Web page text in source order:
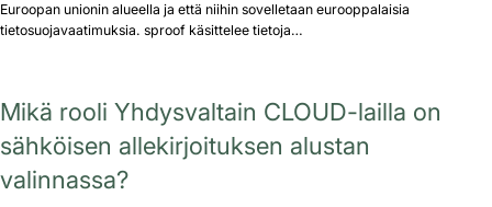
Euroopan unionin alueella ja että niihin sovelletaan eurooppalaisia
tietosuojavaatimuksia. sproof käsittelee tietoja…
Mikä rooli Yhdysvaltain CLOUD-lailla on
sähköisen allekirjoituksen alustan
valinnassa?